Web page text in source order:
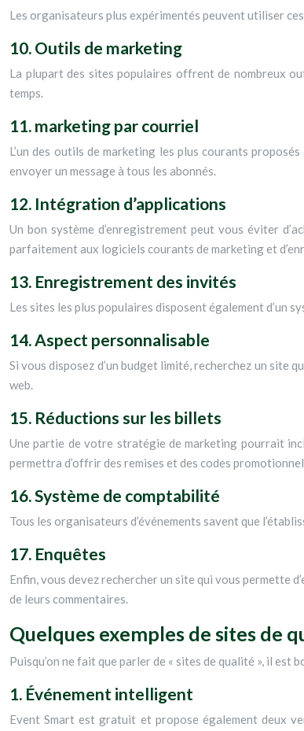
Les organisateurs plus expérimentés peuvent utiliser
10. Outils de marketing
La plupart des sites populaires offrent de nombreux
temps.
11. marketing par courriel
L’un des outils de marketing les plus courants
envoyer un message à tous les abonnés.
12. Intégration d’applications
Un bon système d’enregistrement peut vous éviter
parfaitement aux logiciels courants de marketing et
13. Enregistrement des invités
Les sites les plus populaires disposent également d’un
14. Aspect personnalisable
Si vous disposez d’un budget limité, recherchez un site
web.
15. Réductions sur les billets
Une partie de votre stratégie de marketing pourrait
permettra d’offrir des remises et des codes
16. Système de comptabilité
Tous les organisateurs d’événements savent que
17. Enquêtes
Enfin, vous devez rechercher un site qui vous permette
de leurs commentaires.
Quelques exemples de sites de
Puisqu’on ne fait que parler de « sites de qualité », il est
1. Événement intelligent
Event Smart est gratuit et propose également deux